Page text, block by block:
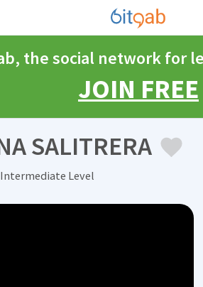
the social network for
JOIN FREE
SALITRERA
Level